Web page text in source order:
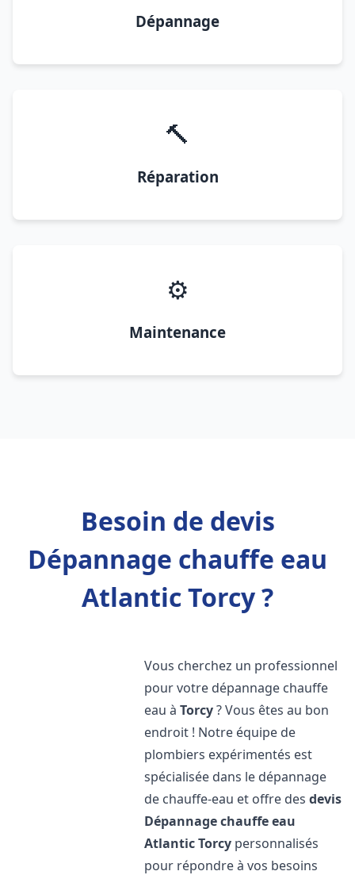
Dépannage
🔨
Réparation
⚙️
Maintenance
Besoin de devis
Dépannage chauffe eau
Atlantic Torcy ?
Vous cherchez un professionnel
pour votre dépannage chauffe
eau àTorcy? Vous êtes au bon
endroit ! Notre équipe de
plombiers expérimentés est
spécialisée dans le dépannage
de chauffe-eau et offre desdevis
Dépannage chauffe eau
AtlanticTorcy personnalisés
pour répondre à vos besoins